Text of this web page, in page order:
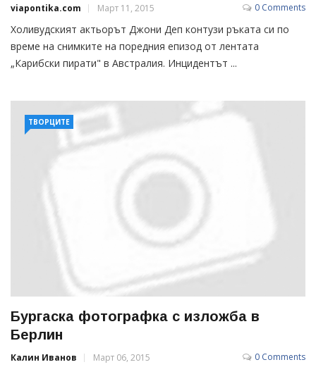
viapontika.com Март 11, 2015 0 Comments
Холивудският актьорът Джони Деп контузи ръката си по
време на снимките на поредния епизод от лентата
„Карибски пирати" в Австралия. Инцидентът ...
ТВОРЦИТЕ
Бургаска фотографка с изложба в
Берлин
Калин Иванов Март 06, 2015 0 Comments